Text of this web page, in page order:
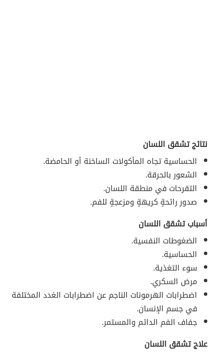
نتائج تشقق اللسان
الحساسية تجاه المأكولات الساخنة أو الحامضة.
الشعور بالحرقة.
التقرحات في منطقة اللسان.
صدور رائحةٍ كريهةٍ ومزعجةٍ للفم.
أسباب تشقق اللسان
الضغوطات النفسية.
الحساسية.
سوء التغذية.
مرض السكري.
اضطرابات الهرمونات الناجم عن اضطرابات الغدد المختلفة
في جسم الإنسان.
جفاف الفم الدائم والمستمر.
علاج تشقق اللسان